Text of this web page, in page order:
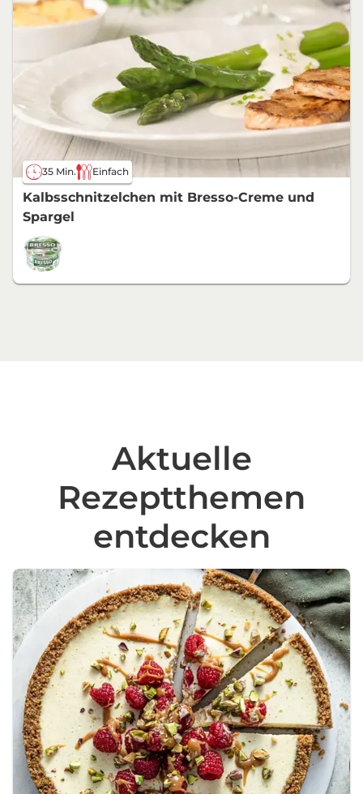
35 Min. Einfach
Kalbsschnitzelchen mit Bresso-Creme und
Spargel
Aktuelle
Rezeptthemen
entdecken